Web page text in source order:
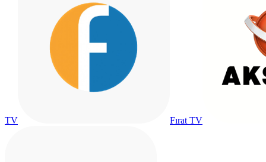
TV Fırat TV